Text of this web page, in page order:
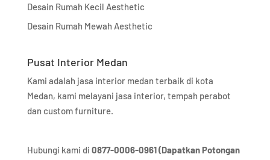
Desain Rumah Kecil Aesthetic
Desain Rumah Mewah Aesthetic
Pusat Interior Medan
Kami adalah jasa interior medan terbaik di kota
Medan, kami melayani jasa interior, tempah perabot
dan custom furniture.
Hubungi kami di 0877-0006-0961 (Dapatkan Potongan